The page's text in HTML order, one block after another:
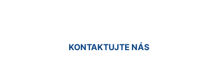
KONTAKTUJTE NÁS